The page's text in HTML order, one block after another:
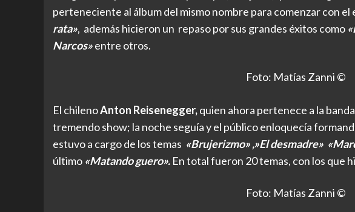
perteneciente al álbum del mismo nombre para comenzar con
rata», además hicieron un repaso por sus grandes éxitos como
Narcos»entre otros.
Foto: Matías Zanni ©
El chilenoAnton Reisenegger,quien ahora pertenece a la
tremendo show; la noche seguía y el público enloquecía
estuvo a cargo de los temas «Brujerizmo» ,»El desmadre»
último «Matando guero». En total fueron 20 temas, con los que
Foto: Matías Zanni ©